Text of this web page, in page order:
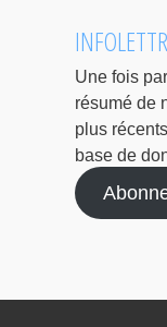
Une fois
résumé de
plus
base de